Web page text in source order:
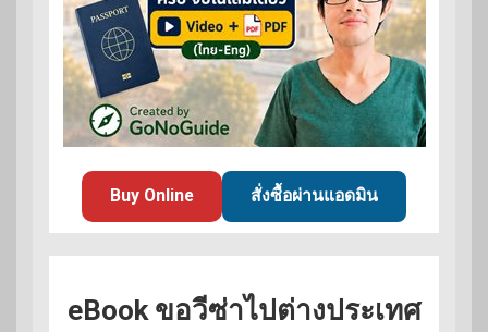
Buy Online สั่งซื้อผ่านแอดมิน
eBook ขอวีซ่าไปต่างประเทศ